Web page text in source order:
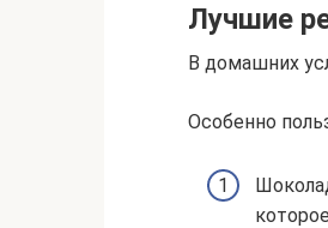
Лучшие
В домашних
Особенно